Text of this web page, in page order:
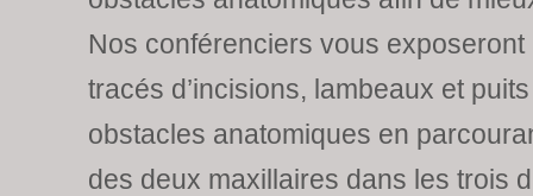
Nos conférenciers vous
tracés d’incisions, lambeaux et
obstacles anatomiques en
des deux maxillaires dans les trois